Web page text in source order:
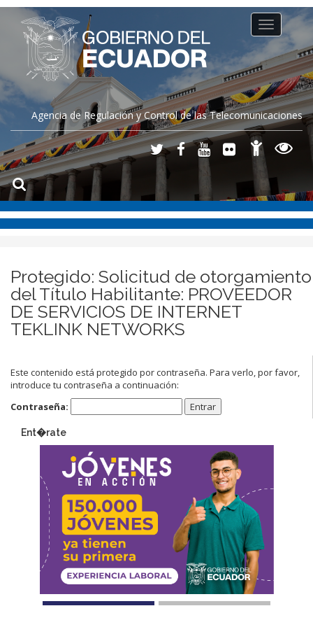
Agencia de Regulación y Control de las Telecomunicaciones
Toggle
navigation
Protegido: Solicitud de otorgamiento
del Título Habilitante: PROVEEDOR
DE SERVICIOS DE INTERNET
TEKLINK NETWORKS
Este contenido está protegido por contraseña. Para verlo, por favor,
introduce tu contraseña a continuación:
Contraseña:
Ent�rate